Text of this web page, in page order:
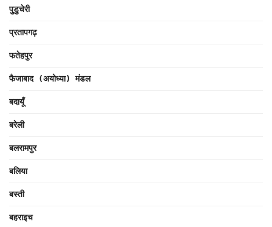
पुडुचेरी
प्रतापगढ़
फतेहपुर
फैजाबाद (अयोध्या) मंडल
बदायूँ
बरेली
बलरामपुर
बलिया
बस्ती
बहराइच